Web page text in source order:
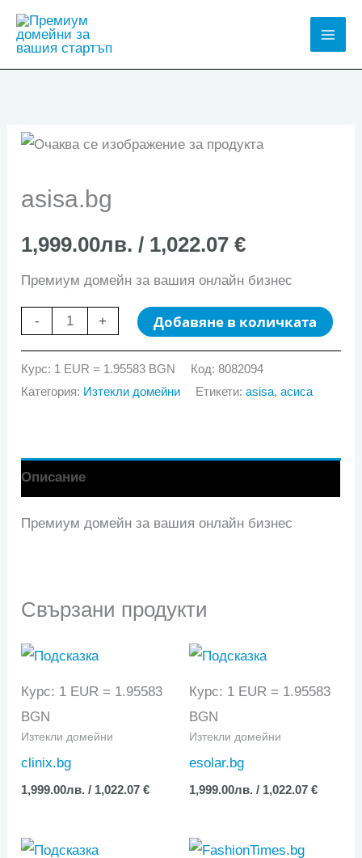
Skip
asisa.bg
1,999.00лв. / 1,022.07 €
Премиум домейн за вашия онлайн бизнес
-
количество
asisa.bg
+ Добавяне в количката
Курс: 1 EUR = 1.95583 BGN Код:8082094
Категория: Изтекли домейни Етикети:asisa,асиса
Описание
Премиум домейн за вашия онлайн бизнес
Свързани продукти
Курс: 1 EUR = 1.95583
BGN
Изтекли домейни
clinix.bg
1,999.00лв. / 1,022.07 €
Курс: 1 EUR = 1.95583
BGN
Изтекли домейни
esolar.bg
1,999.00лв. / 1,022.07 €